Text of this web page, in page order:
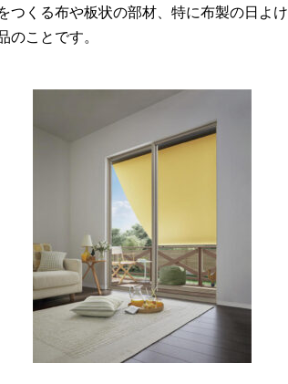
つくる布や板状の部材、特に布製の日よけ
のことです。